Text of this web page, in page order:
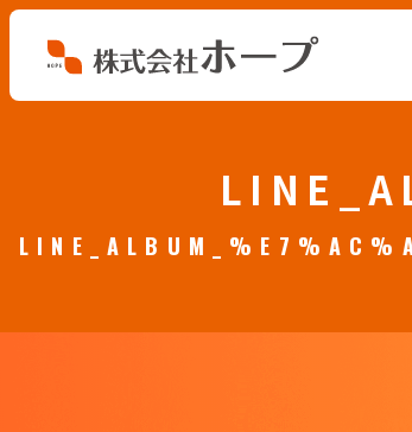
人を知る